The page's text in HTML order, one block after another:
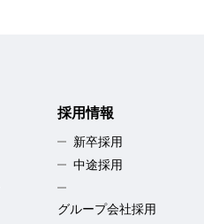
採用情報
新卒採用
中途採用
グループ会社採用